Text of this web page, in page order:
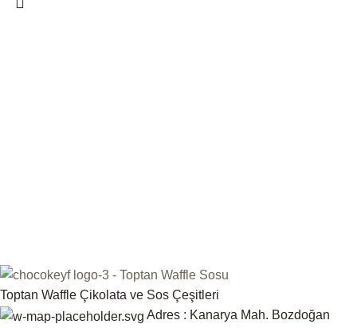
Toptan Waffle Çikolata ve Sos Çeşitleri
Adres : Kanarya Mah. Bozdoğan